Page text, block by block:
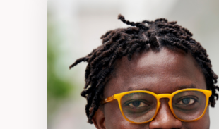
Expertises
Discours sur la ville et
Mosquées, formes et usages au
Reconnaissance et représentations
communautés immigrantes dans
urbain
Design architectural et urbain
Patrimoine et patrimonialisation
Études postcoloniales et
savoirs